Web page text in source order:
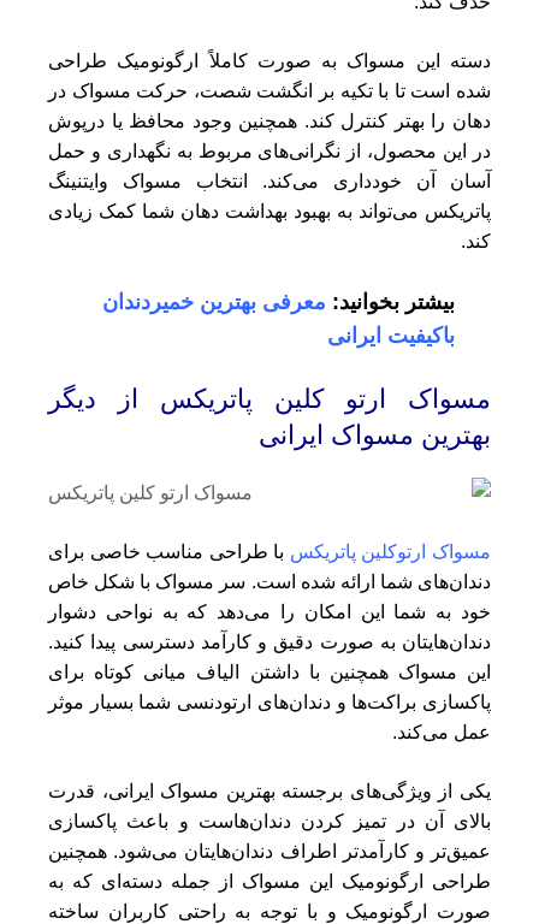
دسته این مسواک به صورت کاملاً ارگونومیک طراحی
شده است تا با تکیه بر انگشت شصت، حرکت مسواک در
دهان را بهتر کنترل کند. همچنین وجود محافظ یا درپوش
در این محصول، از نگرانی‌های مربوط به نگهداری و حمل
آسان آن خودداری می‌کند. انتخاب مسواک وایتنینگ
پاتریکس می‌تواند به بهبود بهداشت دهان شما کمک زیادی
کند.
بیشتر بخوانید: معرفی بهترین خمیردندان
باکیفیت ایرانی
مسواک ارتو کلین پاتریکس از دیگر
بهترین مسواک ایرانی
مسواک ارتوکلین پاتریکس با طراحی مناسب خاصی برای
دندان‌های شما ارائه شده است. سر مسواک با شکل خاص
خود به شما این امکان را می‌دهد که به نواحی دشوار
دندان‌هایتان به صورت دقیق و کارآمد دسترسی پیدا کنید.
این مسواک همچنین با داشتن الیاف میانی کوتاه برای
پاکسازی براکت‌ها و دندان‌های ارتودنسی شما بسیار موثر
عمل می‌کند.
یکی از ویژگی‌های برجسته بهترین مسواک ایرانی، قدرت
بالای آن در تمیز کردن دندان‌هاست و باعث پاکسازی
عمیق‌تر و کارآمدتر اطراف دندان‌هایتان می‌شود. همچنین
طراحی ارگونومیک این مسواک از جمله دسته‌ای که به
صورت ارگونومیک و با توجه به راحتی کاربران ساخته